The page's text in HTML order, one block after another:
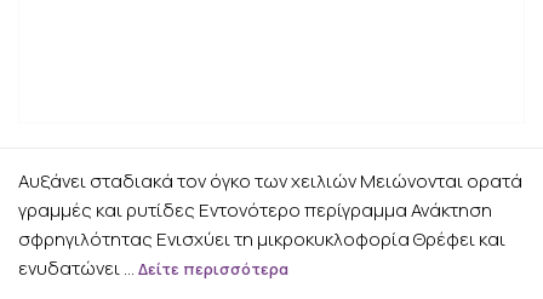
Αυξάνει σταδιακά τον όγκο των χειλιών Μειώνονται ορατά
γραμμές και ρυτίδες Εντονότερο περίγραμμα Ανάκτηση
σφρηγιλότητας Ενισχύει τη μικροκυκλοφορία Θρέφει και
ενυδατώνει … Δείτε περισσότερα